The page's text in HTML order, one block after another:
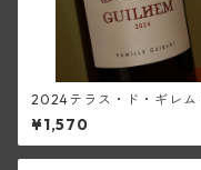
2024テラス・ド・ギレム
ージュ・ヴィエーユ・ヴィ
ニュ<ペイ・デロ―>(ムーラ
ン・ド・ガサック)
¥1,570